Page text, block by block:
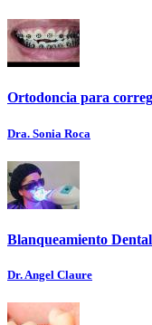
Ortodoncia para
Dra. Sonia Roca
Blanqueamiento
Dr. Angel Claure